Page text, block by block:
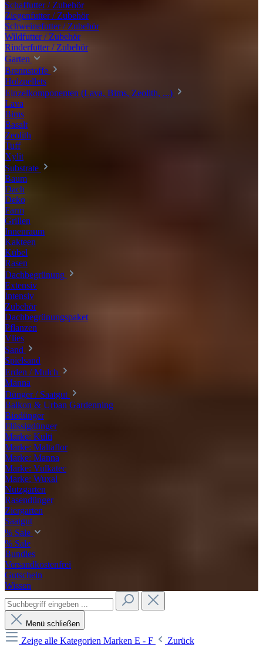
Schaffutter / Zubehör
Ziegenfutter / Zubehör
Schweinefutter / Zubehör
Wildfutter / Zubehör
Rinderfutter / Zubehör
Garten
Brennstoffe
Holzpellets
Einzelkomponenten (Lava, Bims, Zeolith, ...)
Lava
Bims
Basalt
Zeolith
Tuff
Xylit
Substrate
Baum
Dach
Deko
Farm
Grillen
Innenraum
Kakteen
Kübel
Rasen
Dachbegrünung
Extensiv
Intensiv
Zubehör
Dachbegrünungspaket
Pflanzen
Vlies
Sand
Spielsand
Erden / Mulch
Manna
Dünger / Saatgut
Balkon & Urban Gardenning
Biodünger
Flüssigdünger
Marke: Kulti
Marke: Maltaflor
Marke: Manna
Marke: Vulkatec
Marke: Wuxal
Nutzgarten
Rasendünger
Ziergarten
Saatgut
% Sale
% Sale
Bundles
Versandkostenfrei
Gutschein
Wissen
Menü schließen
Zeige alle Kategorien Marken E - F
Zurück